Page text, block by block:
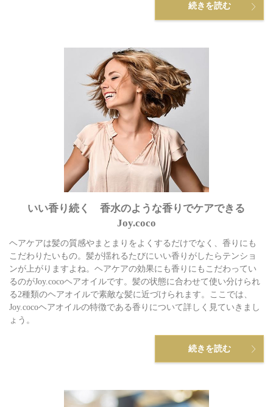
続きを読む
いい香り続く 香水のような香りでケアできる
Joy.coco
ヘアケアは髪の質感やまとまりをよくするだけでなく、香りにも
こだわりたいもの。髪が揺れるたびにいい香りがしたらテンショ
ンが上がりますよね。ヘアケアの効果にも香りにもこだわってい
るのがJoy.cocoヘアオイルです。髪の状態に合わせて使い分けられ
る2種類のヘアオイルで素敵な髪に近づけられます。ここでは、
Joy.cocoヘアオイルの特徴である香りについて詳しく見ていきまし
ょう。
続きを読む